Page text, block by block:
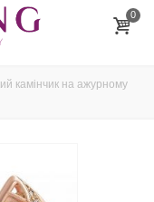
0
камінчик на ажурному